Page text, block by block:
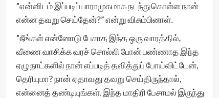
”என்னிடம் இப்படிப் பாராமுகமாக நடந்துகொள்ள நான்
என்ன தவறு செய்தேன்?” என்று விசும்பினாள்.
”நீங்கள் என்னோடு பேசாத இந்த ஒரு வாரத்தில்,
வீணை வாசிக்க வரச் சொல்லி போன் பண்ணாத இந்த
ஏழு நாட்களில் நான் எப்படித் தவித்துப் போய்விட்டேன்,
தெரியுமா? நான் ஏதாவது தவறு செய்திருந்தால்,
என்னைத் தண்டியுங்கள். இந்த மாதிரி பேசாமல் இருந்து